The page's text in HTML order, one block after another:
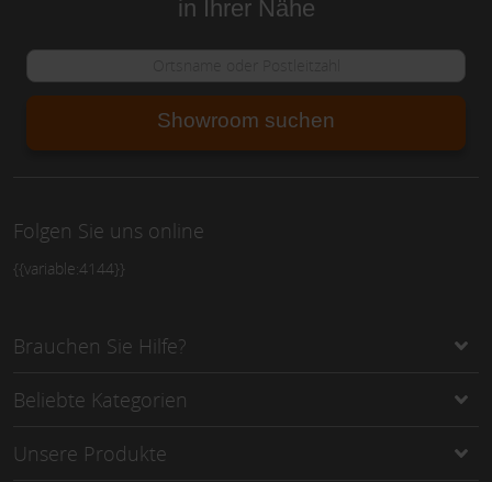
in Ihrer Nähe
Showroom suchen
Folgen Sie uns online
{{variable:4144}}
Brauchen Sie Hilfe?
Beliebte Kategorien
Unsere Produkte